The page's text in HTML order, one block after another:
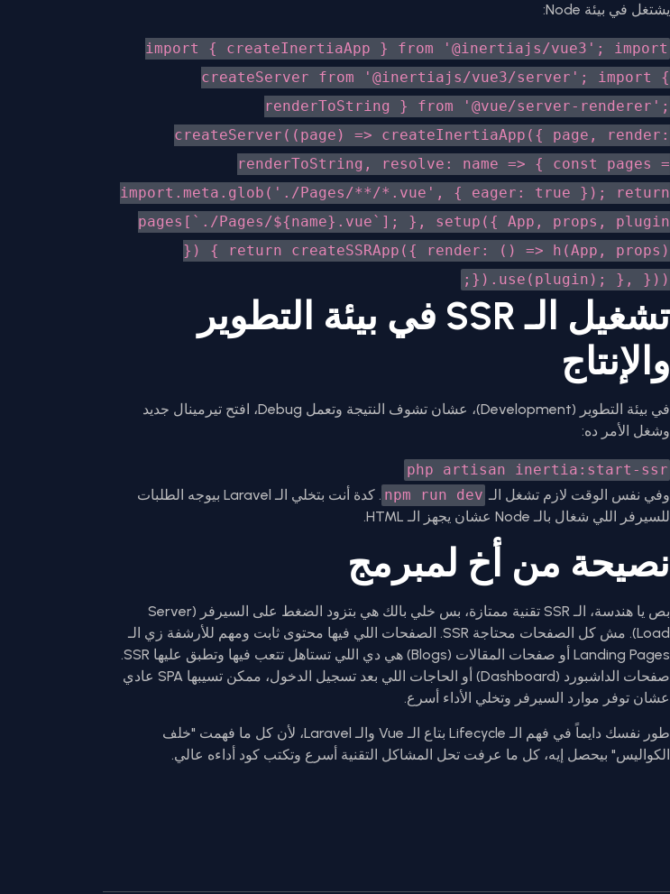
يشتغل في بيئة Node:
import { createInertiaApp } from '@inertiajs/vue3'; import
createServer from '@inertiajs/vue3/server'; import {
renderToString } from '@vue/server-renderer';
createServer((page) => createInertiaApp({ page, render:
renderToString, resolve: name => { const pages =
import.meta.glob('./Pages/**/*.vue', { eager: true }); return
pages[`./Pages/${name}.vue`]; }, setup({ App, props, plugin
}) { return createSSRApp({ render: () => h(App, props)
}).use(plugin); }, }));
تشغيل الـ SSR في بيئة التطوير
والإنتاج
في بيئة التطوير (Development)، عشان تشوف النتيجة وتعمل Debug، افتح تيرمينال جديد
وشغل الأمر ده:
php artisan inertia:start-ssr
وفي نفس الوقت لازم تشغل الـ npm run dev
. كدة أنت بتخلي الـ Laravel بيوجه الطلبات
للسيرفر اللي شغال بالـ Node عشان يجهز الـ HTML.
نصيحة من أخ لمبرمج
بص يا هندسة، الـ SSR تقنية ممتازة، بس خلي بالك هي بتزود الضغط على السيرفر (Server
Load). مش كل الصفحات محتاجة SSR. الصفحات اللي فيها محتوى ثابت ومهم للأرشفة زي الـ
Landing Pages أو صفحات المقالات (Blogs) هي دي اللي تستاهل تتعب فيها وتطبق عليها SSR.
صفحات الداشبورد (Dashboard) أو الحاجات اللي بعد تسجيل الدخول، ممكن تسيبها SPA عادي
عشان توفر موارد السيرفر وتخلي الأداء أسرع.
طور نفسك دايماً في فهم الـ Lifecycle بتاع الـ Vue والـ Laravel، لأن كل ما فهمت "خلف
الكواليس" بيحصل إيه، كل ما عرفت تحل المشاكل التقنية أسرع وتكتب كود أداءه عالي.